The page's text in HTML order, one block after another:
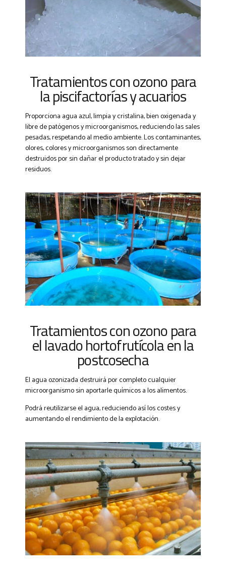
Tratamientos con ozono para
la piscifactorías y acuarios
Proporciona agua azul, limpia y cristalina, bien oxigenada y
libre de patógenos y microorganismos, reduciendo las sales
pesadas, respetando al medio ambiente. Los contaminantes,
olores, colores y microorganismos son directamente
destruidos por sin dañar el producto tratado y sin dejar
residuos.
Tratamientos con ozono para
el lavado hortofrutícola en la
postcosecha
El agua ozonizada destruirá por completo cualquier
microorganismo sin aportarle químicos a los alimentos.
Podrá reutilizarse el agua, reduciendo así los costes y
aumentando el rendimiento de la explotación.